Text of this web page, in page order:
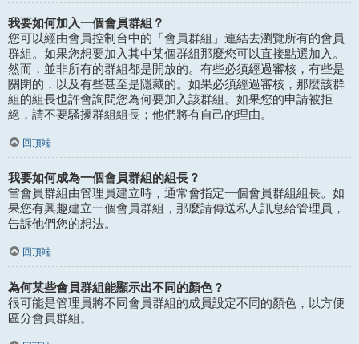
我要如何加入一個會員群組？
您可以經由會員控制台中的「會員群組」連結去瀏覽所有的會員
群組。如果您想要加入其中某個群組那麼您可以直接點選加入。
然而，並非所有的群組都是開放的。有些必須經過審核，有些是
關閉的，以及有些甚至是隱藏的。如果必須經過審核，那麼該群
組的組長也許會詢問您為何要加入該群組。如果您的申請被拒
絕，請不要騷擾群組組長；他們將有自己的理由。
回頂端
我要如何成為一個會員群組的組長？
當會員群組由管理員建立時，通常會指定一個會員群組組長。如
果您有興趣建立一個會員群組，那麼請傳送私人訊息給管理員，
告訴他們您的想法。
回頂端
為何某些會員群組能顯示出不同的顏色？
很可能是管理員將不同會員群組的成員設定不同的顏色，以方便
區分會員群組。